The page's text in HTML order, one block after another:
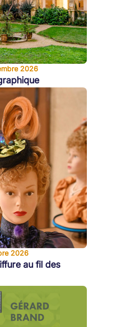
2026
2026
au fil des